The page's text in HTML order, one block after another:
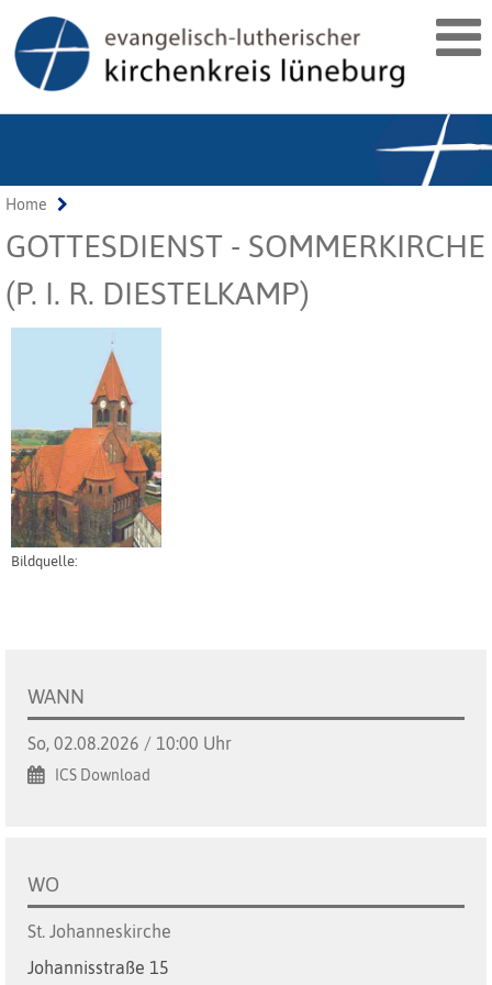
Home
GOTTESDIENST - SOMMERKIRCHE
(P. I. R. DIESTELKAMP)
Bildquelle:
WANN
So, 02.08.2026 / 10:00 Uhr
ICS Download
WO
St. Johanneskirche
Johannisstraße 15